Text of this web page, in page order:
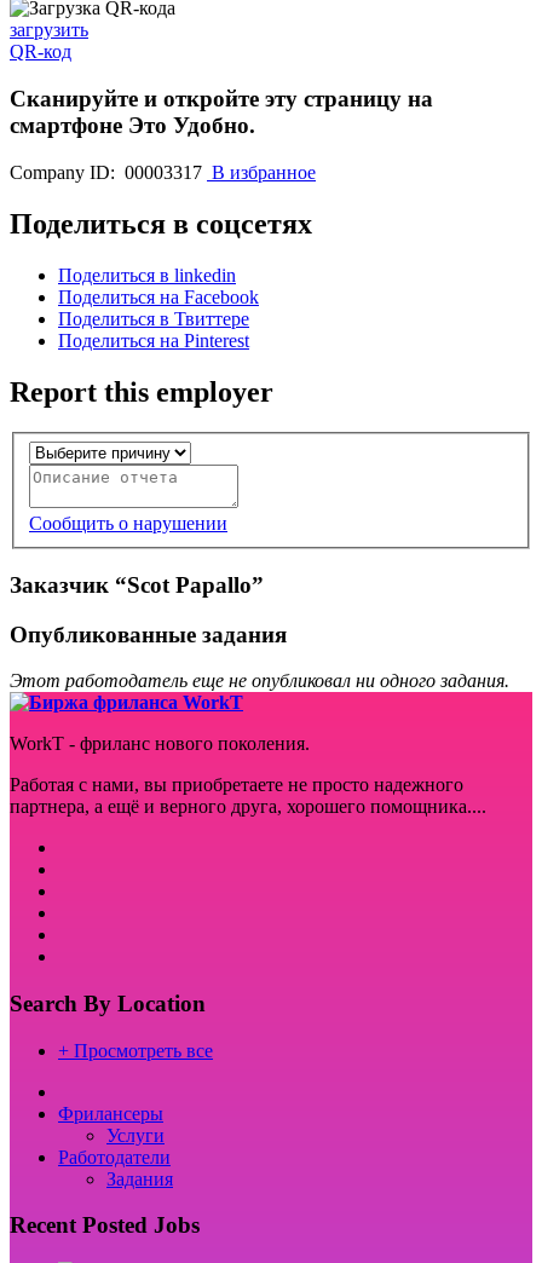
загрузить
QR-код
Сканируйте и откройте эту страницу на
смартфоне Это Удобно.
Company ID: 00003317 В избранное
Поделиться в соцсетях
Поделиться в linkedin
Поделиться на Facebook
Поделиться в Твиттере
Поделиться на Pinterest
Report this employer
Сообщить о нарушении
Заказчик “Scot Papallo”
Опубликованные задания
Этот работодатель еще не опубликовал ни одного задания.
WorkT - фриланс нового поколения.
Работая с нами, вы приобретаете не просто надежного
партнера, а ещё и верного друга, хорошего помощника....
Search By Location
+ Просмотреть все
Фрилансеры
Услуги
Работодатели
Задания
Recent Posted Jobs